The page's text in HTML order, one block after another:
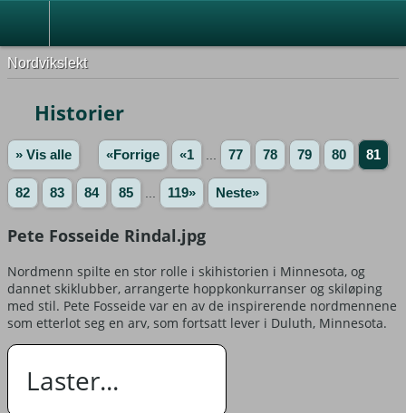
Nordvikslekt
Historier
» Vis alle «Forrige «1 77 78 79 80 81
82 83 84 85 119» Neste»
Pete Fosseide Rindal.jpg
Nordmenn spilte en stor rolle i skihistorien i Minnesota, og
dannet skiklubber, arrangerte hoppkonkurranser og skiløping
med stil. Pete Fosseide var en av de inspirerende nordmennene
som etterlot seg en arv, som fortsatt lever i Duluth, Minnesota.
Laster...